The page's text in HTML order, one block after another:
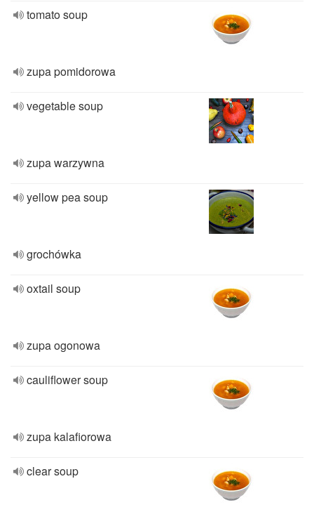
tomato soup
zupa pomidorowa
vegetable soup
zupa warzywna
yellow pea soup
grochówka
oxtail soup
zupa ogonowa
cauliflower soup
zupa kalafiorowa
clear soup